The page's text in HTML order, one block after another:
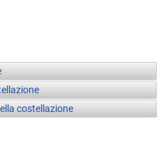
costellazione